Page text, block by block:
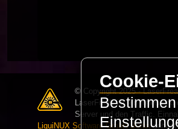
© Copyright 2025 -
LaserFreak ist ein freies
Server und den Traffic.
LiquiNUX Software GmbH Berlin
Cookie-